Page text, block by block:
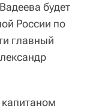
будет
России по
главный